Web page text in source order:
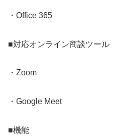
・Office 365
■対応オンライン商談ツール
・Zoom
・Google Meet
■機能